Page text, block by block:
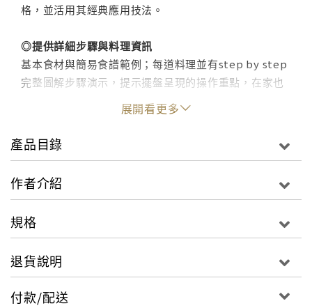
格，並活用其經典應用技法。
◎提供詳細步驟與料理資訊
基本食材與簡易食譜範例；每道料理並有step by step
完整圖解步驟演示，提示擺盤呈現的操作重點，在家也
能實現飯店名廚的招牌好菜！
◎名廚指導擺盤先備觀念
名廚實作料理示範，有系統地說明畫盤、塑型、配色、
參照多元擺盤變化，邊看邊學，簡單充實專業擺盤實
針對食材與食器的搭配進行分析，順應食器特色，進行
料理與擺盤變化，不論是經典常見的大眾食器、風格獨
特的精緻食器，或者是多件式的食器組合變化，都可在
展開看更多
產品目錄
作者介紹
規格
退貨說明
付款/配送